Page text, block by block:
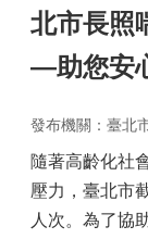
北市長照
—助您安
發布機關：臺北
隨著高齡化社
壓力，臺北市
人次。為了協